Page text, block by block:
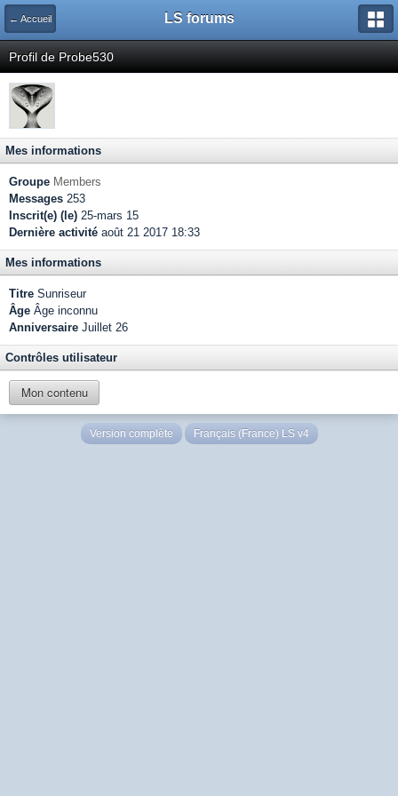
← Accueil LS forums
Profil de Probe530
Mes informations
Groupe Members
Messages 253
Inscrit(e) (le) 25-mars 15
Dernière activité août 21 2017 18:33
Mes informations
Titre Sunriseur
Âge Âge inconnu
Anniversaire Juillet 26
Contrôles utilisateur
Mon contenu
Version complète Français (France) LS v4